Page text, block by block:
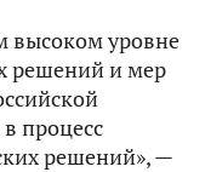
высоком уровне
решений и мер
процесс
решений», —